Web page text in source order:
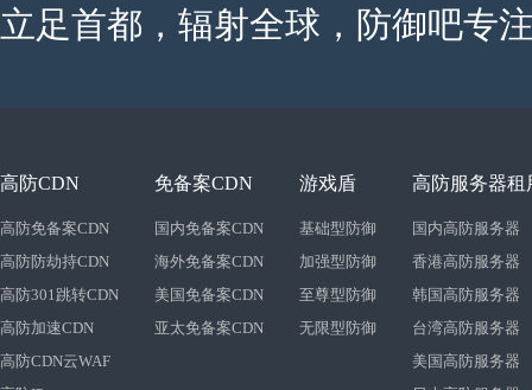
立足首都，辐射全球，防御吧专
高防CDN
高防免备案CDN
高防防劫持CDN
高防301跳转CDN
高防加速CDN
高防CDN云WAF
免备案CDN
国内免备案CDN
海外免备案CDN
美国免备案CDN
亚太免备案CDN
游戏盾
基础型防御
加强型防御
至尊型防御
无限型防御
高防服务器租
国内高防服务器
香港高防服务器
韩国高防服务器
台湾高防服务器
美国高防服务器